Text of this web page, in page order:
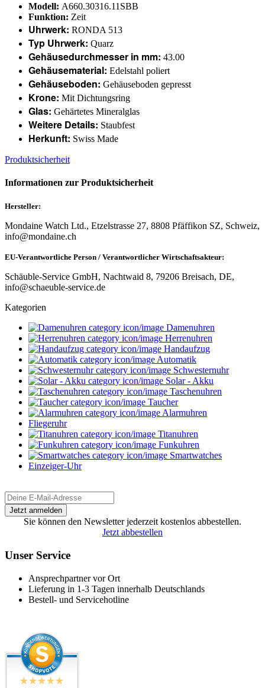
Modell: A660.30316.11SBB
Funktion: Zeit
Uhrwerk: RONDA 513
Typ Uhrwerk: Quarz
Gehäusedurchmesser in mm: 43.00
Gehäusematerial: Edelstahl poliert
Gehäuseboden: Gehäuseboden gepresst
Krone: Mit Dichtungsring
Glas: Gehärtetes Mineralglas
Weitere Details: Staubfest
Herkunft: Swiss Made
Produktsicherheit
Informationen zur Produktsicherheit
Hersteller:
Mondaine Watch Ltd., Etzelstrasse 27, 8808 Pfäffikon SZ, Schweiz,
info@mondaine.ch
EU-Verantwortliche Person / Verantwortlicher Wirtschaftsakteur:
Schäuble-Service GmbH, Nachtwaid 8, 79206 Breisach, DE,
info@schaeuble-service.de
Kategorien
Damenuhren
Herrenuhren
Handaufzug
Automatik
Schwesternuhr
Solar - Akku
Taschenuhren
Taucher
Alarmuhren
Fliegeruhr
Titanuhren
Funkuhren
Smartwatches
Einzeiger-Uhr
Sie können den Newsletter jederzeit kostenlos abbestellen.
Jetzt abbestellen
Unser Service
Ansprechpartner vor Ort
Lieferung in 1-3 Tagen innerhalb Deutschlands
Bestell- und Servicehotline